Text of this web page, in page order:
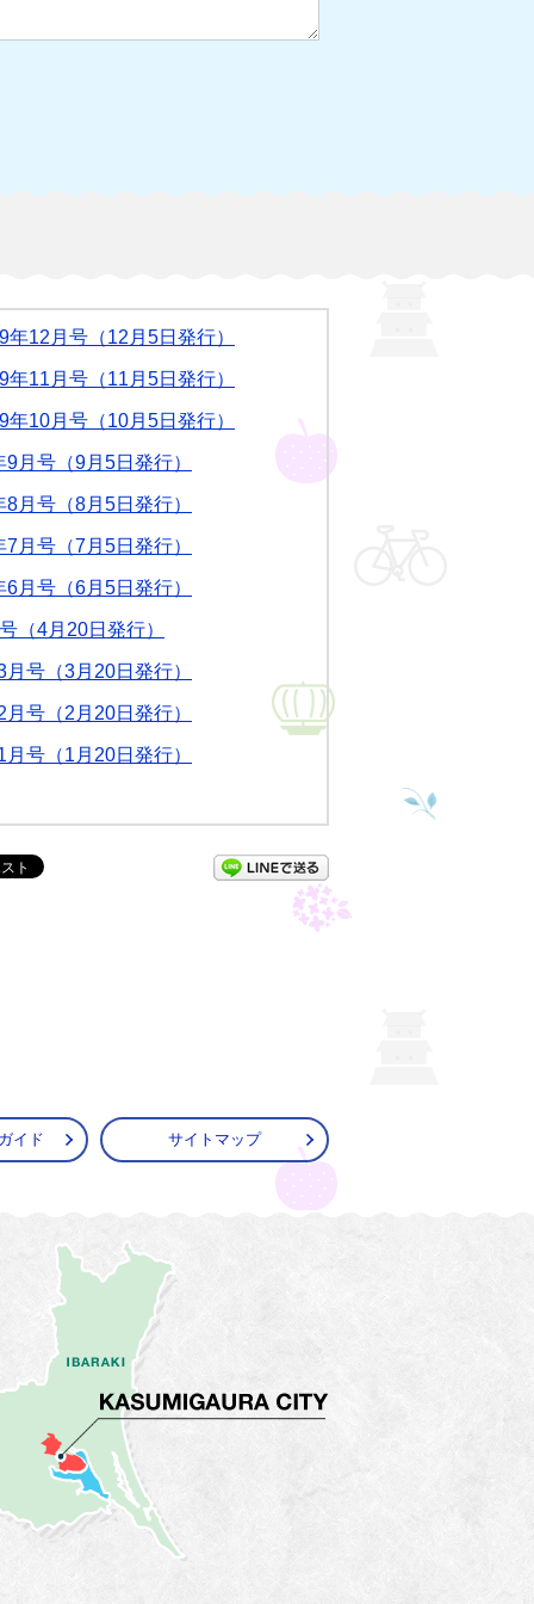
12月号（12月5日発行）
11月号（11月5日発行）
10月号（10月5日発行）
月号（9月5日発行）
月号（8月5日発行）
月号（7月5日発行）
月号（6月5日発行）
（4月20日発行）
号（3月20日発行）
号（2月20日発行）
号（1月20日発行）
イド サイトマップ